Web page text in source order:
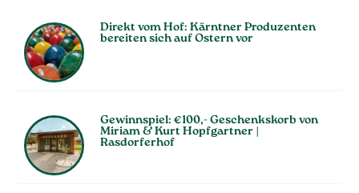
Direkt vom Hof: Kärntner Produzenten
bereiten sich auf Ostern vor
Gewinnspiel: €100,- Geschenkskorb von
Miriam & Kurt Hopfgartner |
Rasdorferhof